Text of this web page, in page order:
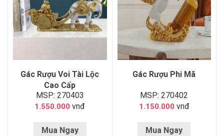
Gác Rượu Voi Tài Lộc
Cao Cấp
MSP: 270403
1.550.000 vnđ
Mua Ngay
Gác Rượu Phi Mã
MSP: 270402
1.150.000 vnđ
Mua Ngay